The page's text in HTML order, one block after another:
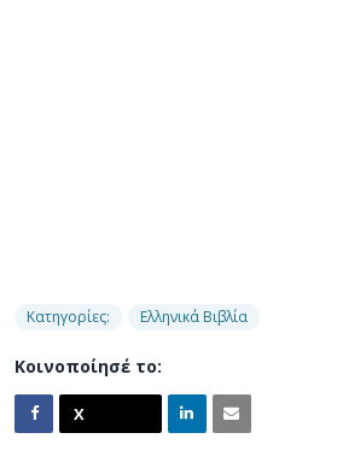
Κατηγορίες: Ελληνικά Βιβλία
Κοινοποίησέ το: